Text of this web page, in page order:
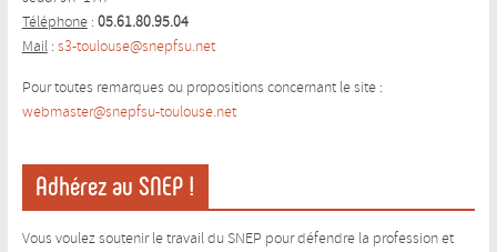
Téléphone: 05.61.80.95.04
Mail: s3-toulouse@snepfsu.net
Pour toutes remarques ou propositions concernant le site :
webmaster@snepfsu-toulouse.net
Adhérez au SNEP !
Vous voulez soutenir le travail du SNEP pour défendre la profession et